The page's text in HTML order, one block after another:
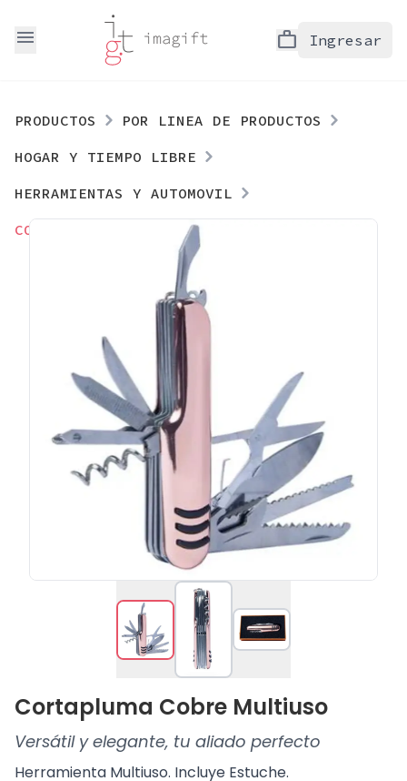
menu work Ingresar
PRODUCTOS
POR LINEA DE PRODUCTOS
HOGAR Y TIEMPO LIBRE
HERRAMIENTAS Y AUTOMOVIL
CORTAPLUMA COBRE MULTIUSO
Cortapluma Cobre Multiuso
Versátil y elegante, tu aliado perfecto
Herramienta Multiuso. Incluye Estuche.